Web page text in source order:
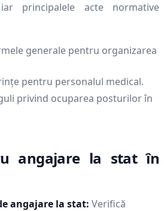
principalele acte normative
generale pentru organizarea
pentru personalul medical.
privind ocuparea posturilor în
angajare la stat în
angajare la stat: Verifică